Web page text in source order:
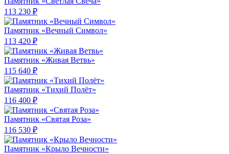
113 230 ₽
Памятник «Вечный Символ»
113 420 ₽
Памятник «Живая Ветвь»
115 640 ₽
Памятник «Тихий Полёт»
116 400 ₽
Памятник «Святая Роза»
116 530 ₽
Памятник «Крыло Вечности»